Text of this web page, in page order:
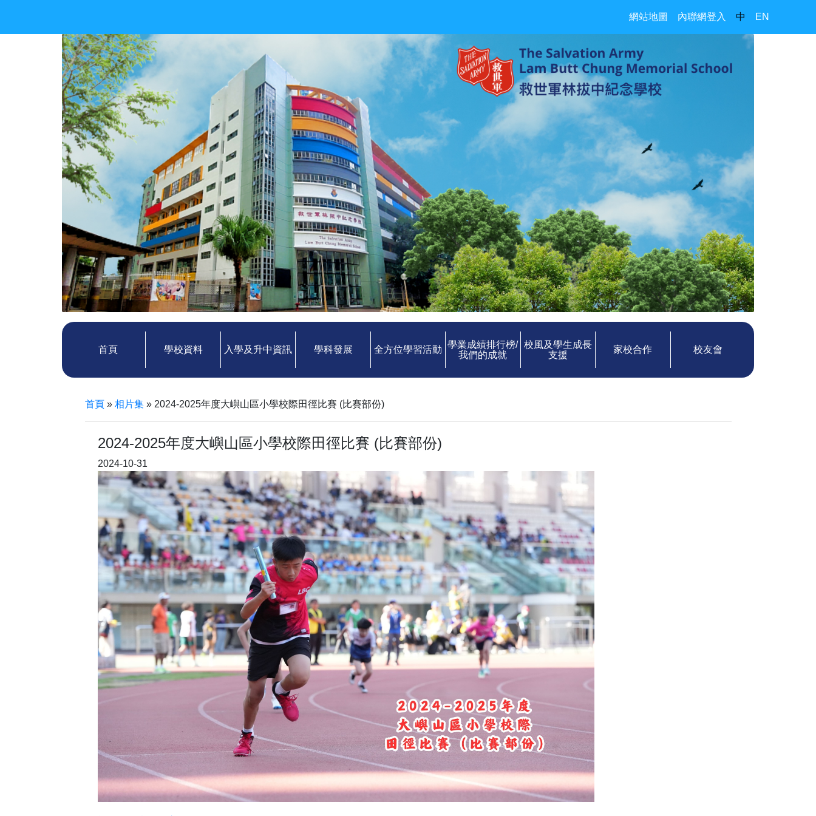
網站地圖 內聯網登入 中 EN
首頁 學校資料 入學及升中資訊 學科發展 全方位學習活動
學業成績排行榜/
我們的成就
校風及學生成長
支援
家校合作 校友會
首頁» 相片集» 2024-2025年度大嶼山區小學校際田徑比賽 (比賽部份)
2024-2025年度大嶼山區小學校際田徑比賽 (比賽部份)
2024-10-31